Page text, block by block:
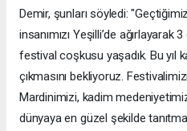
Demir, şunları söyledi:
insanımızı Yeşilli’de
festival coşkusu yaşadık. Bu yıl
çıkmasını bekliyoruz.
Mardinimizi, kadim
dünyaya en güzel şekilde